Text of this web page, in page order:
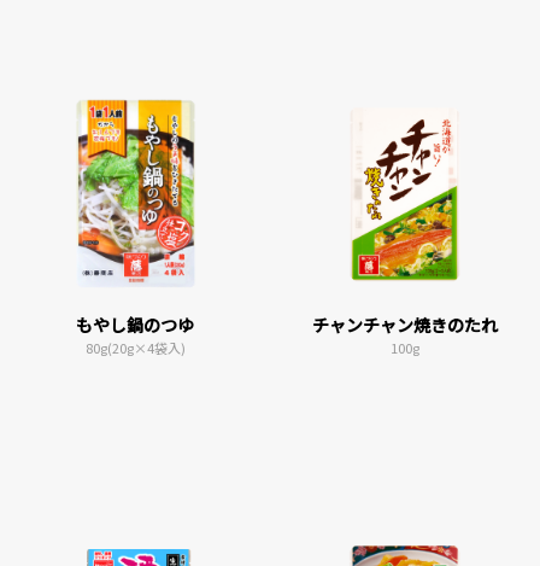
もやし鍋のつゆ
80g(20g×4袋入)
チャンチャン焼きのたれ
100g